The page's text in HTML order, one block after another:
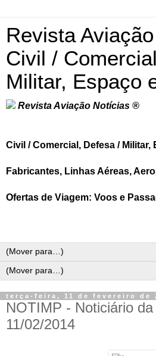
Revista
Civil /
Militar, Espaço
Revista Aviação Notícias ®
Civil / Comercial, Defesa / Militar,
Fabricantes, Linhas Aéreas,
Ofertas de Viagem: Voos e
terça-feira, 11 de fevereiro de
NOTIMP - Noticiário
11/02/2014